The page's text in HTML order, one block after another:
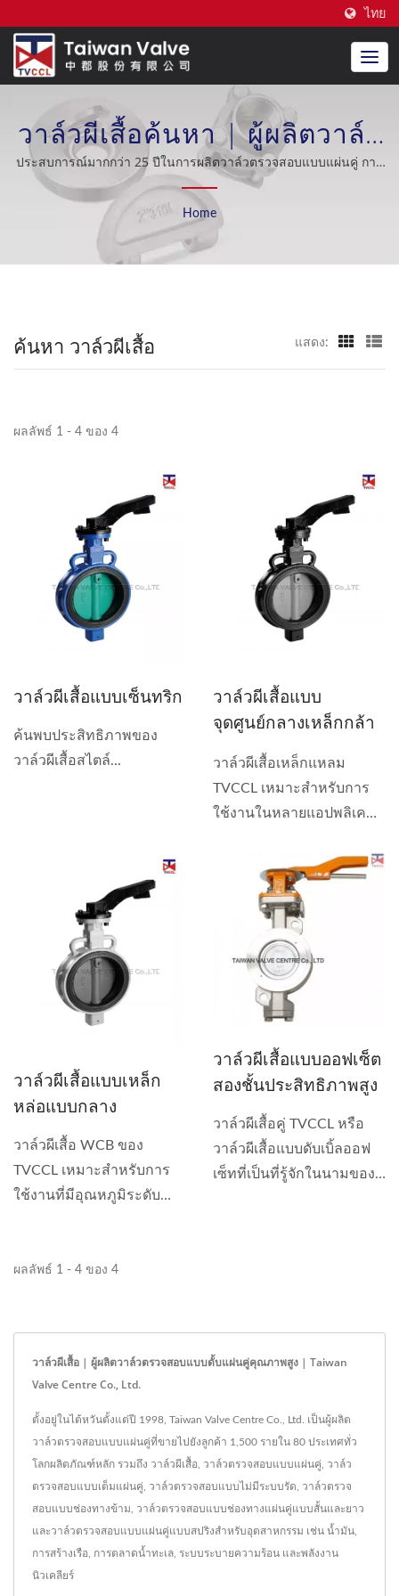
ไทย
วาล์วผีเสื้อค้นหา | ผู้ผลิตวาล์ว
เช็คแบบแผ่นคู่คุณภาพสูง |
Taiwan Valve Centre Co., Ltd.
ประสบการณ์มากกว่า 25 ปีในการผลิตวาล์วตรวจสอบแบบแผ่นคู่ การ
สนับสนุนหลังการขายที่ยอดเยี่ยม OEM / ODM อุตสาหกรรมน้ำมัน
การต่อเรือ การกลั่นน้ำทะเล ระบบทำความเย็น อุตสาหกรรมพลังงาน
นิวเคลียร์.
Home
ค้นหา วาล์วผีเสื้อ แสดง:
ผลลัพธ์ 1 - 4 ของ 4
วาล์วผีเสื้อแบบเซ็นทริก
ค้นพบประสิทธิภาพของ
วาล์วผีเสื้อสไตล์...
วาล์วผีเสื้อแบบ
จุดศูนย์กลางเหล็กกล้า
วาล์วผีเสื้อเหล็กแหลม
TVCCL เหมาะสำหรับการ
ใช้งานในหลายแอปพลิเคชัน
การทำงานได้ดีในสภาพ
อุณหภูมิและความดันที่
เหมาะสม...
วาล์วผีเสื้อแบบเหล็ก
หล่อแบบกลาง
วาล์วผีเสื้อ WCB ของ
TVCCL เหมาะสำหรับการ
ใช้งานที่มีอุณหภูมิระดับ
วาล์วผีเสื้อแบบออฟเซ็ต
สองชั้นประสิทธิภาพสูง
วาล์วผีเสื้อคู่ TVCCL หรือ
วาล์วผีเสื้อแบบดับเบิ้ลออฟ
เซ็ทที่เป็นที่รู้จักในนามของ
ผลลัพธ์ 1 - 4 ของ 4
วาล์วผีเสื้อ | ผู้ผลิตวาล์วตรวจสอบแบบดั้บแผ่นคู่คุณภาพสูง | Taiwan
Valve Centre Co., Ltd.
ตั้งอยู่ในไต้หวันตั้งแต่ปี 1998, Taiwan Valve Centre Co., Ltd. เป็นผู้ผลิต
วาล์วตรวจสอบแบบแผ่นคู่ที่ขายไปยังลูกค้า 1,500 รายใน 80 ประเทศทั่ว
โลกผลิตภัณฑ์หลัก รวมถึง วาล์วผีเสื้อ, วาล์วตรวจสอบแบบแผ่นคู่, วาล์ว
ตรวจสอบแบบเต็มแผ่นคู่, วาล์วตรวจสอบแบบไม่มีระบบรัด, วาล์วตรวจ
สอบแบบช่องทางข้าม, วาล์วตรวจสอบแบบช่องทางแผ่นคู่แบบสั้นและยาว
และวาล์วตรวจสอบแบบแผ่นคู่แบบสปริงสำหรับอุตสาหกรรม เช่น น้ำมัน,
การสร้างเรือ, การตลาดน้ำทะเล, ระบบระบายความร้อน และพลังงาน
นิวเคลียร์